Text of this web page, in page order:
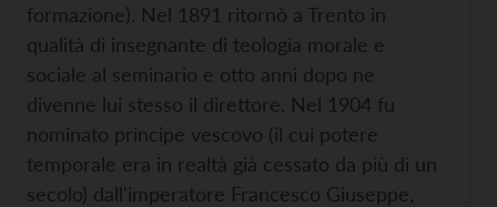
formazione). Nel 1891 ritornò a Trento in
qualità di insegnante di teologia morale e
sociale al seminario e otto anni dopo ne
divenne lui stesso il direttore. Nel 1904 fu
nominato principe vescovo (il cui potere
temporale era in realtà già cessato da più di un
secolo) dall'imperatore Francesco Giuseppe,